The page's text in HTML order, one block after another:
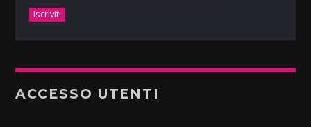
ACCESSO UTENTI